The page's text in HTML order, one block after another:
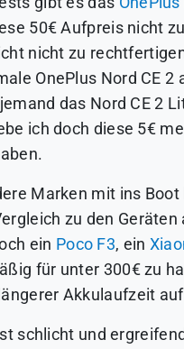
50€ Aufpreis nicht
nicht zu
OnePlus Nord CE 2
das Nord CE 2
ich doch diese 5€
Marken mit ins Boot
zu den
ein Poco F3, ein
für unter 300€ zu
Akkulaufzeit
schlicht und